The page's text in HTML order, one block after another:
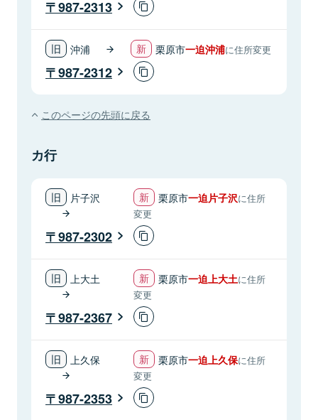
987-2313
沖浦 栗原市一迫沖浦に住所変更
987-2312
このページの先頭に戻る
カ行
片子沢 栗原市一迫片子沢に住所
変更
987-2302
上大土 栗原市一迫上大土に住所
変更
987-2367
上久保 栗原市一迫上久保に住所
変更
987-2353